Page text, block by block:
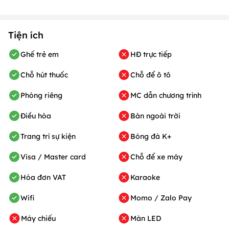
Tiện ích
Ghế trẻ em
Chỗ hút thuốc
Phòng riêng
Điều hòa
Trang trí sự kiện
Visa / Master card
Hóa đơn VAT
Wifi
Máy chiếu
HĐ trực tiếp
Chỗ để ô tô
MC dẫn chương trình
Bàn ngoài trời
Bóng đá K+
Chỗ để xe máy
Karaoke
Momo / Zalo Pay
Màn LED